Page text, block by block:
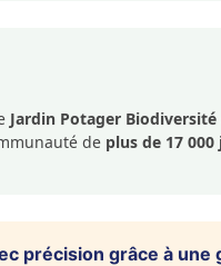
Jardin Potager Biodiversité
de plus de 17
précision grâce à une